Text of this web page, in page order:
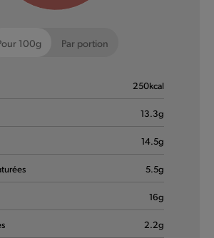
Giant Veggie
légume s’est planté dans notre
En savoir plus
Klassiekers
100g Par portion
250kcal
13.3g
14.5g
5.5g
16g
2.2g